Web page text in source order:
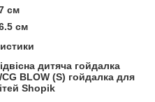
см
см
дитяча гойдалка
BLOW (S) гойдалка для
Shopik